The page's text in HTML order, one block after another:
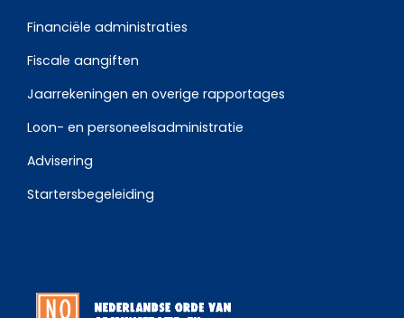
Financiële administraties
Fiscale aangiften
Jaarrekeningen en overige rapportages
Loon- en personeelsadministratie
Advisering
Startersbegeleiding